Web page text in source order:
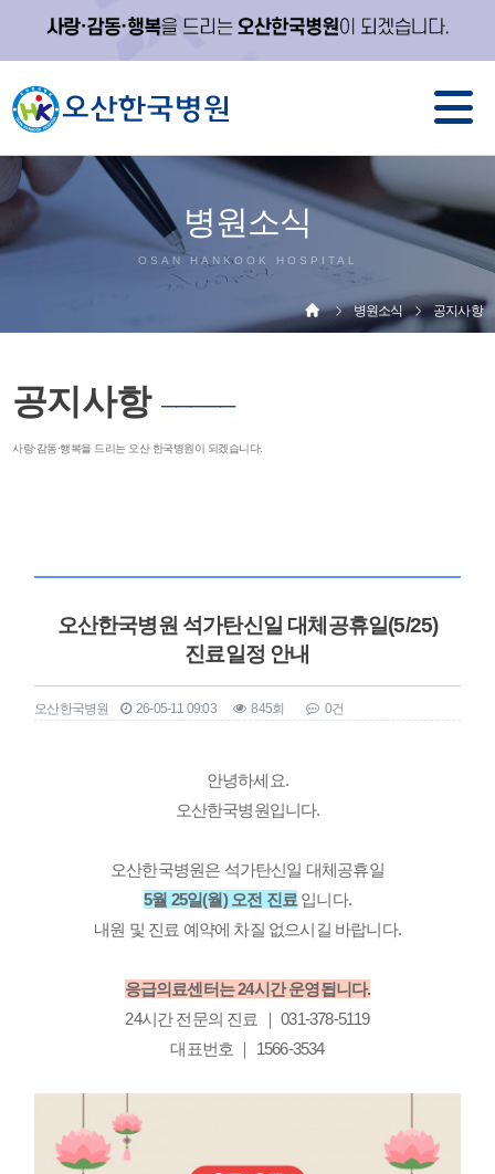
병원소식
OSAN HANKOOK HOSPITAL
병원소식 공지사항
공지사항 ─────
사랑·감동·행복을 드리는 오산 한국병원이 되겠습니다.
오산한국병원 석가탄신일 대체공휴일(5/25)
진료일정 안내
오산한국병원 26-05-11 09:03 845회 0건
안녕하세요.
오산한국병원입니다.
오산한국병원은 석가탄신일 대체공휴일
5월 25일(월) 오전 진료 입니다.
내원 및 진료 예약에 차질 없으시길 바랍니다.
응급의료센터는 24시간 운영됩니다.
24시간 전문의 진료 ｜ 031-378-5119
대표번호 ｜ 1566-3534